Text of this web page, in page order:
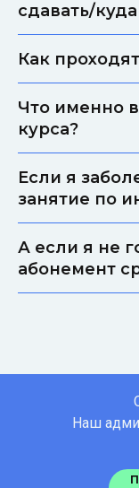
сдавать/
Как
Что именно
курса?
Если я
занятие по
А если я не
абонемент
Наш